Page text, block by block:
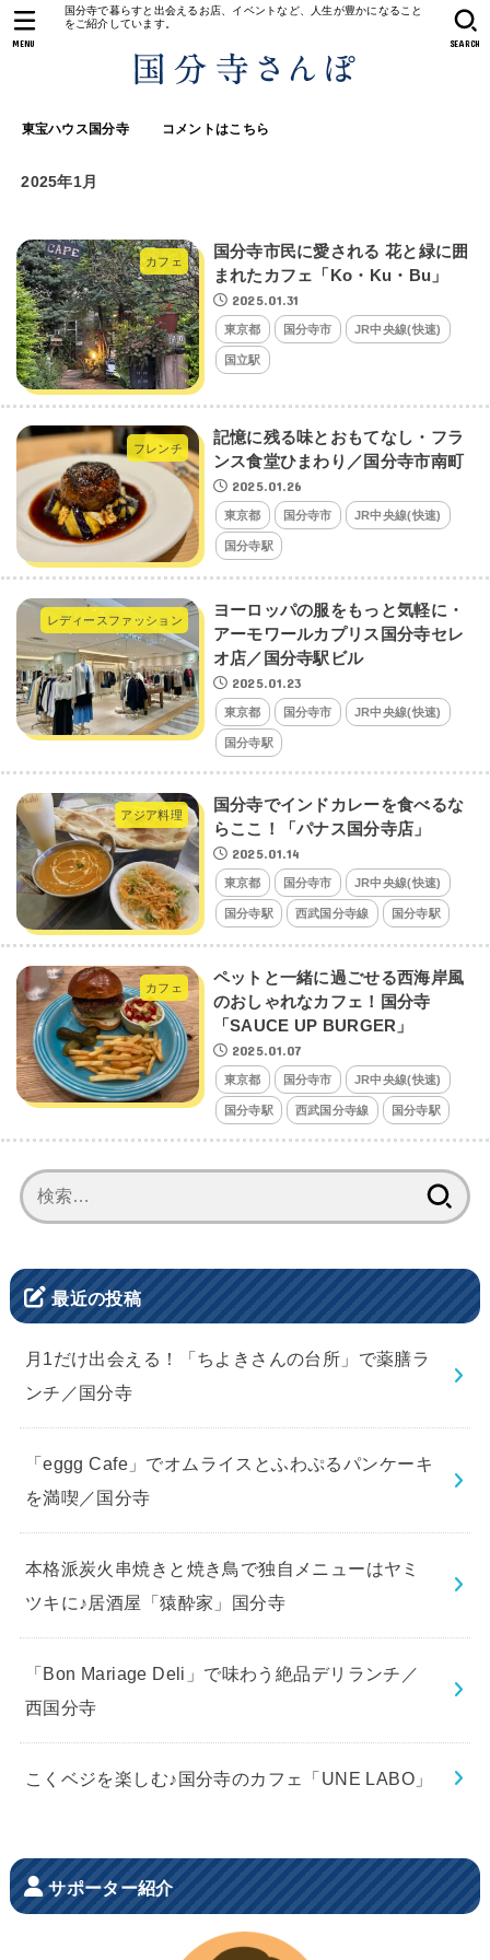
国分寺で暮らすと出会えるお店、イベントなど、人生が豊かになること
をご紹介しています。
東宝ハウス国分寺 コメントはこちら
SEARCH
MENU
2025年1月
カフェ
国分寺市民に愛される 花と緑に囲
まれたカフェ「Ko・Ku・Bu」
2025.01.31
東京都 国分寺市 JR中央線(快速)
国立駅
フレンチ
記憶に残る味とおもてなし・フラ
ンス食堂ひまわり／国分寺市南町
2025.01.26
東京都 国分寺市 JR中央線(快速)
国分寺駅
レディースファッション
ヨーロッパの服をもっと気軽に・
アーモワールカプリス国分寺セレ
オ店／国分寺駅ビル
2025.01.23
東京都 国分寺市 JR中央線(快速)
国分寺駅
アジア料理
国分寺でインドカレーを食べるな
らここ！「パナス国分寺店」
2025.01.14
東京都 国分寺市 JR中央線(快速)
国分寺駅 西武国分寺線 国分寺駅
カフェ
ペットと一緒に過ごせる西海岸風
のおしゃれなカフェ！国分寺
「SAUCE UP BURGER」
2025.01.07
東京都 国分寺市 JR中央線(快速)
国分寺駅 西武国分寺線 国分寺駅
索:
最近の投稿
月1だけ出会える！「ちよきさんの台所」で薬膳ラ
ンチ／国分寺
「eggg Cafe」でオムライスとふわぷるパンケーキ
を満喫／国分寺
本格派炭火串焼きと焼き鳥で独自メニューはヤミ
ツキに♪居酒屋「猿酔家」国分寺
「Bon Mariage Deli」で味わう絶品デリランチ／
西国分寺
こくベジを楽しむ♪国分寺のカフェ「UNE LABO」
サポーター紹介